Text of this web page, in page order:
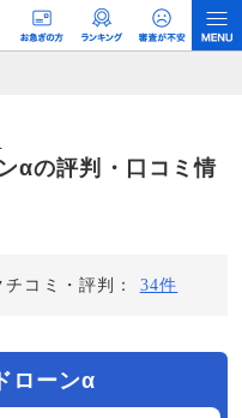
収益モデルです。 ただし、特定の
調査／ユーザーへの口コミ収集な
います。
αの評判・口コミ情
コミ・評判： 34件
ローンα